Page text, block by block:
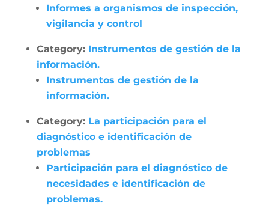
Informes a organismos de inspección,
vigilancia y control
Category: Instrumentos de gestión de la
información.
Instrumentos de gestión de la
información.
Category: La participación para el
diagnóstico e identificación de
problemas
Participación para el diagnóstico de
necesidades e identificación de
problemas.